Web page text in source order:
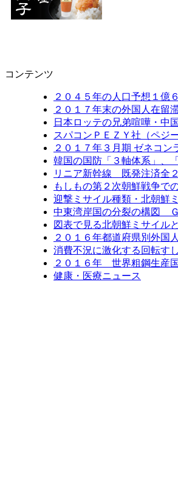
コンテンツ
２０４５年の人口予想１
２０１７年末の外国人在留
日本ロッテの兄弟喧嘩・中
スパコンＰＥＺＹ社（ペ
２０１７年３月期 ゼネコ
韓国の国防「３軸体系」、
リニア新幹線 既発注済全
もしもの第２次朝鮮戦争で
迎撃ミサイル種類・北朝鮮
中東湾岸国の分裂の構図
図表で見る北朝鮮ミサイル
２０１６年都道府県別外
消費不況に激化する回転
２０１６年 世界粗鋼生産
健康・医療ニュース